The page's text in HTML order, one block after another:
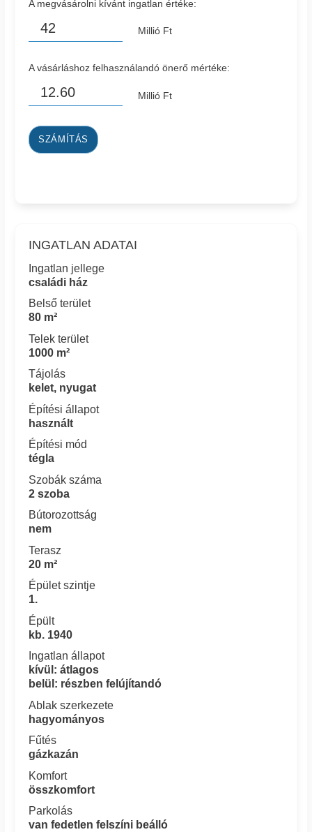
A megvásárolni kívánt ingatlan értéke:
Millió Ft
A vásárláshoz felhasználandó önerő mértéke:
Millió Ft
SZÁMÍTÁS
INGATLAN ADATAI
Ingatlan jellege
családi ház
Belső terület
80 m²
Telek terület
1000 m²
Tájolás
kelet, nyugat
Építési állapot
használt
Építési mód
tégla
Szobák száma
2 szoba
Bútorozottság
nem
Terasz
20 m²
Épület szintje
1.
Épült
kb. 1940
Ingatlan állapot
kívül: átlagos
belül: részben felújítandó
Ablak szerkezete
hagyományos
Fűtés
gázkazán
Komfort
összkomfort
Parkolás
van fedetlen felszíni beálló